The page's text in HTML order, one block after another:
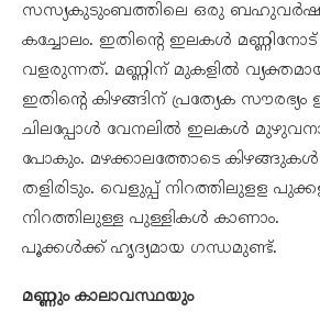
സസ്യകുടുംബത്തിലെ ഒരു
കച്ചോലം. ഇതിന്റെ ഇലകൾ മണ്ണിനോട്
വളരുന്നത്. മണ്ണിന് മുകളിൽ
ഇതിന്റെ കിഴങ്ങിന് പ്രത്യേക സൗരഭ്യം
ചിലപ്പോൾ വേനലിൽ ഇലകൾ
പോകും. മഴക്കാലത്തോടെ കിഴങ്ങുകൾ
തളിരിടും. വെളുപ്പ് നിറത്തിലുളള
നിറത്തിലുള്ള പുള്ളികൾ കാണാം.
പൂക്കൾക്ക് ഹൃദ്യമായ ഗന്ധമുണ്ട്.
മണ്ണും കാലാവസ്ഥയും